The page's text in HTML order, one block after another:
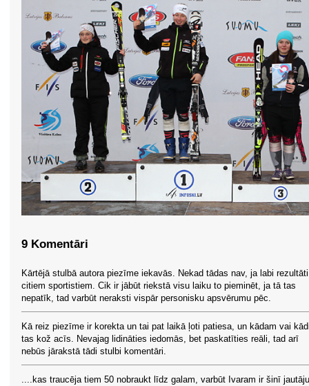
9 Komentāri
Kārtējā stulbā autora piezīme iekavās. Nekad tādas nav, ja labi
citiem sportistiem. Cik ir jābūt riekstā visu laiku to pieminēt, ja tā tas
nepatīk, tad varbūt neraksti vispār personisku apsvērumu pēc.
Kā reiz piezīme ir korekta un tai pat laikā ļoti patiesa, un kādam vai
tas kož acīs. Nevajag lidināties iedomās, bet paskatīties reāli, tad arī
nebūs jārakstā tādi stulbi komentāri.
....kas traucēja tiem 50 nobraukt līdz galam, varbūt Ivaram ir šinī